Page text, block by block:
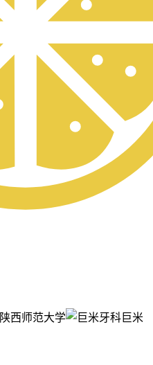
陕西师范大学 巨米